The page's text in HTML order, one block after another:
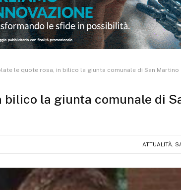
le quote rosa, in bilico la giunta comunale di San Martino
bilico la giunta comunale di
ATTUALITÀ